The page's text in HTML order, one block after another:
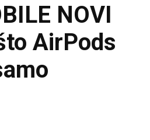
NOVI
AirPods